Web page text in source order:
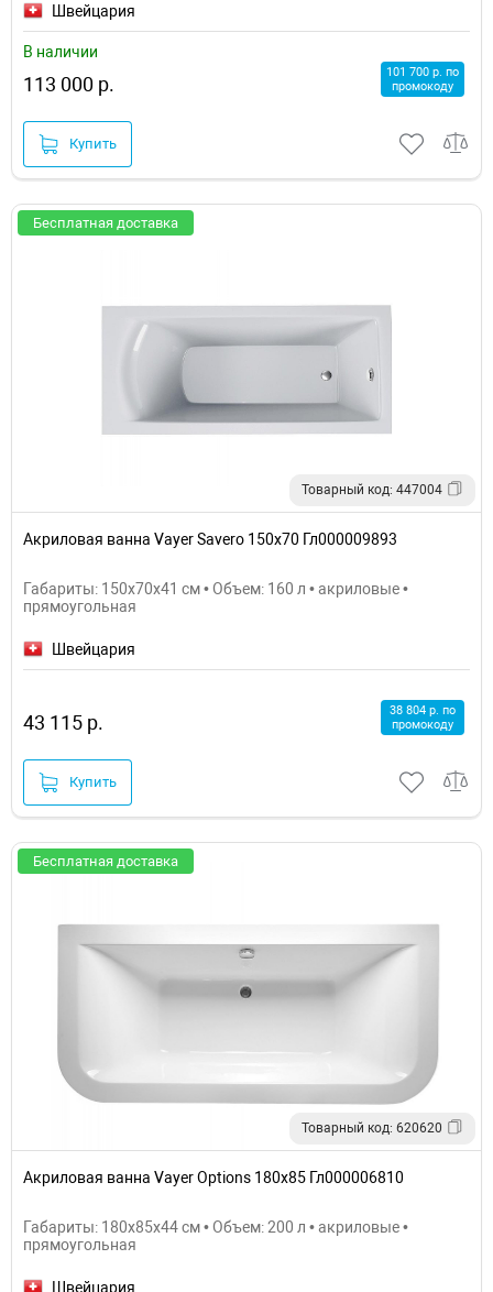
Швейцария
В наличии
113 000 р.
101 700 р. по
промокоду
Купить
Бесплатная доставка
Товарный код: 447004
Акриловая ванна Vayer Savero 150x70 Гл000009893
Габариты: 150x70x41 см • Объем: 160 л • акриловые •
прямоугольная
Швейцария
43 115 р.
38 804 р. по
промокоду
Купить
Бесплатная доставка
Товарный код: 620620
Акриловая ванна Vayer Options 180х85 Гл000006810
Габариты: 180x85x44 см • Объем: 200 л • акриловые •
прямоугольная
Швейцария